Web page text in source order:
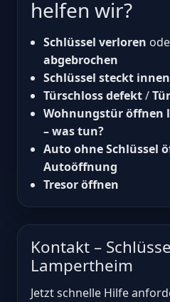
helfen wir?
Schlüssel verloren
abgebrochen
Schlüssel steckt
Türschloss defekt/
Wohnungstür öffnen
– was tun?
Auto ohne Schlüssel
Autoöffnung
Tresor öffnen
Kontakt –
Lampertheim
Jetzt schnelle Hilfe